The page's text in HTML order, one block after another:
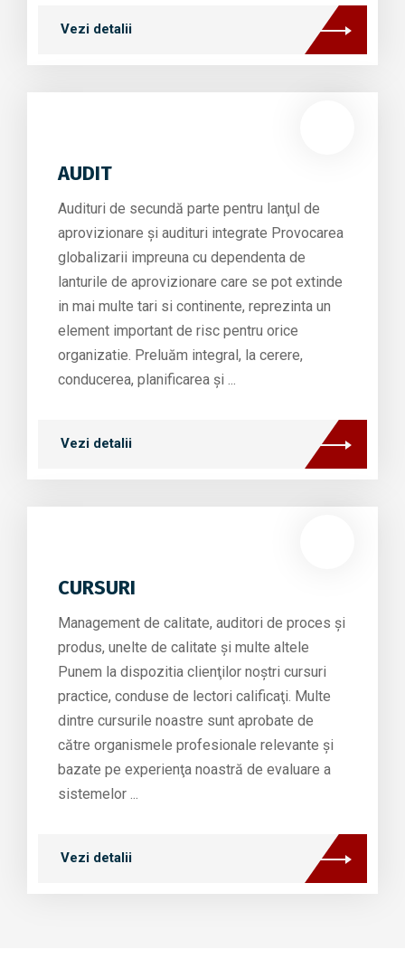
Vezi detalii
AUDIT
Audituri de secundă parte pentru lanţul de
aprovizionare şi audituri integrate Provocarea
globalizarii impreuna cu dependenta de
lanturile de aprovizionare care se pot extinde
in mai multe tari si continente, reprezinta un
element important de risc pentru orice
organizatie. Preluăm integral, la cerere,
conducerea, planificarea şi ...
Vezi detalii
CURSURI
Management de calitate, auditori de proces şi
produs, unelte de calitate şi multe altele
Punem la dispozitia clienţilor noştri cursuri
practice, conduse de lectori calificaţi. Multe
dintre cursurile noastre sunt aprobate de
către organismele profesionale relevante şi
bazate pe experienţa noastră de evaluare a
sistemelor ...
Vezi detalii